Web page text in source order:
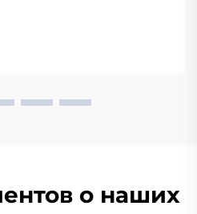
при которых пластины
о наших